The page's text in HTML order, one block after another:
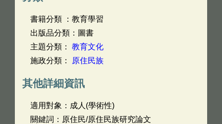
書籍分類 ：教育學習
出版品分類：圖書
主題分類： 教育文化
施政分類：
原住民族
其他詳細資訊
適用對象：成人(學術性)
關鍵詞：原住民/原住民族研究論文